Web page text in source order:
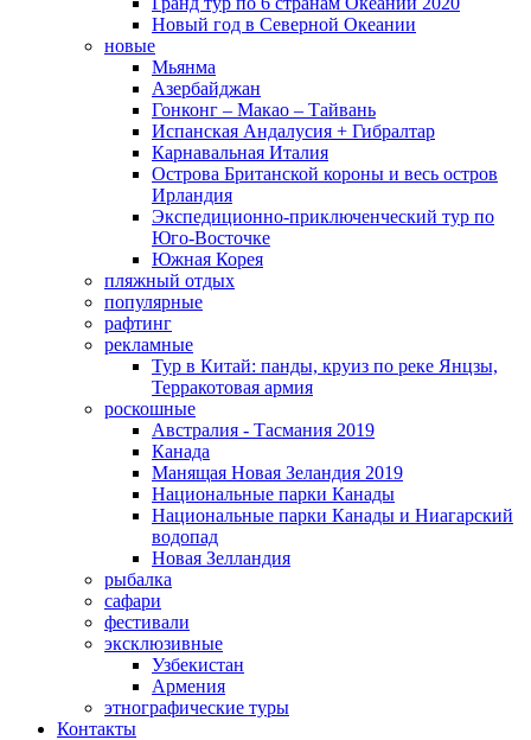
Новый год в Северной Океании
новые
Мьянма
Азербайджан
Гонконг – Макао – Тайвань
Испанская Андалусия + Гибралтар
Карнавальная Италия
Острова Британской короны и весь остров
Ирландия
Экспедиционно-приключенческий тур по
Юго-Восточке
Южная Корея
пляжный отдых
популярные
рафтинг
рекламные
Тур в Китай: панды, круиз по реке Янцзы,
Терракотовая армия
роскошные
Австралия - Тасмания 2019
Канада
Манящая Новая Зеландия 2019
Национальные парки Канады
Национальные парки Канады и Ниагарский
водопад
Новая Зелландия
рыбалка
сафари
фестивали
эксклюзивные
Узбекистан
Армения
этнографические туры
Контакты